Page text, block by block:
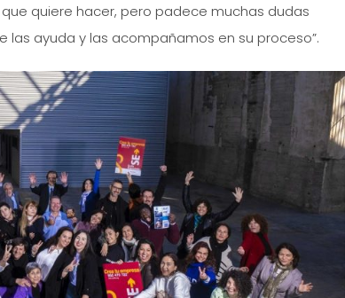
quiere hacer, pero padece muchas dudas
ayuda y las acompañamos en su proceso”.